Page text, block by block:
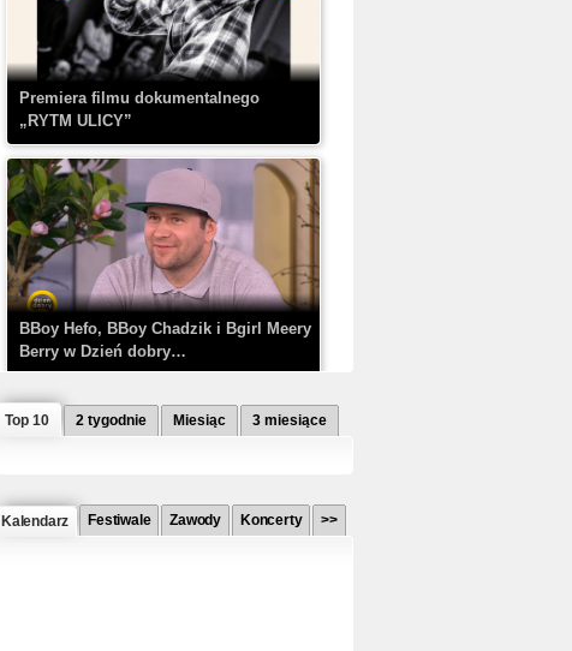
Premiera filmu dokumentalnego
„RYTM ULICY”
BBoy Hefo, BBoy Chadzik i Bgirl Meery
Berry w Dzień dobry…
Top 10 2 tygodnie Miesiąc 3 miesiące
Kalendarz Festiwale Zawody Koncerty >>